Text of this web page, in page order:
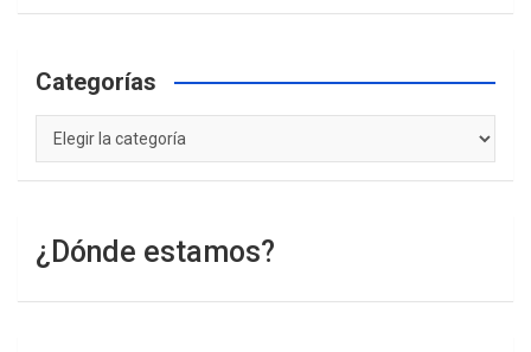
Categorías
Categorías
¿Dónde estamos?